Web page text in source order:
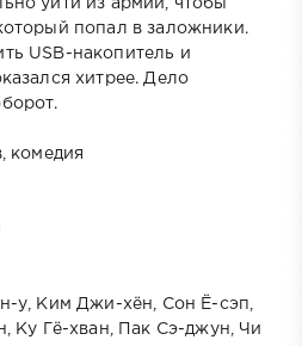
уйти из армии, чтобы
попал в заложники.
USB-накопитель и
хитрее. Дело
комедия
у, Ким Джи-хён, Сон Ё-сэп,
Ку Гё-хван, Пак Сэ-джун, Чи